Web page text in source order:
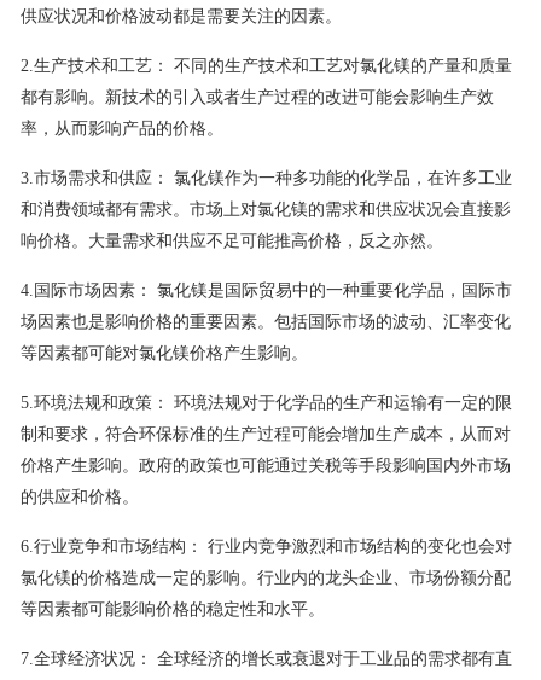
供应状况和价格波动都是需要关注的因素。
2.生产技术和工艺： 不同的生产技术和工艺对氯化镁的产量和质量
都有影响。新技术的引入或者生产过程的改进可能会影响生产效
率，从而影响产品的价格。
3.市场需求和供应： 氯化镁作为一种多功能的化学品，在许多工业
和消费领域都有需求。市场上对氯化镁的需求和供应状况会直接影
响价格。大量需求和供应不足可能推高价格，反之亦然。
4.国际市场因素： 氯化镁是国际贸易中的一种重要化学品，国际市
场因素也是影响价格的重要因素。包括国际市场的波动、汇率变化
等因素都可能对氯化镁价格产生影响。
5.环境法规和政策： 环境法规对于化学品的生产和运输有一定的限
制和要求，符合环保标准的生产过程可能会增加生产成本，从而对
价格产生影响。政府的政策也可能通过关税等手段影响国内外市场
的供应和价格。
6.行业竞争和市场结构： 行业内竞争激烈和市场结构的变化也会对
氯化镁的价格造成一定的影响。行业内的龙头企业、市场份额分配
等因素都可能影响价格的稳定性和水平。
7.全球经济状况： 全球经济的增长或衰退对于工业品的需求都有直